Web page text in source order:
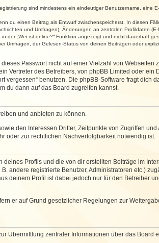
sind mindestens ein eindeutiger Benutzername, eine
du einen Beitrag als Entwurf zwischenspeicherst. In diesen
und Umfragen), Änderungen an zentralen Profildaten
der „Wer ist online?“-Funktion angezeigt und nicht dauerhaft
Umfragen, der Gelesen-Status von deinen Beiträgen oder
Passwort nicht auf einer Vielzahl von Webseiten
Vertreter des Betreibers, von phpBB Limited oder ein
vergessen“ benutzen. Die phpBB-Software fragt dich
du dann auf das Board zugreifen kannst.
und anbieten zu können.
den Interessen Dritter, Zeitpunkte von Zugriffen und
oder zur rechtlichen Nachverfolgbarkeit notwendig ist.
Profils und die von dir erstellten Beiträge im
andere registrierte Benutzer, Administratoren etc.)
deinem Profil ist dabei jedoch nur für den Betreiber
er auf Grund gesetzlicher Regelungen zur
Übermittlung zentraler Informationen über das Board